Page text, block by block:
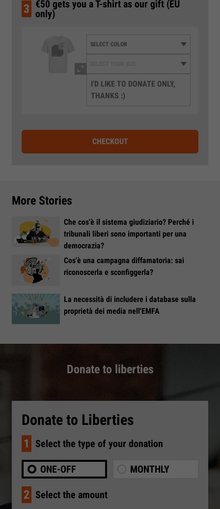
3 €50 gets you a T-shirt as our gift (EU
only)
I'D LIKE TO DONATE ONLY,
THANKS :)
CHECKOUT
More Stories
Che cos'è il sistema giudiziario? Perché i
tribunali liberi sono importanti per una
democrazia?
Cos'è una campagna diffamatoria: sai
riconoscerla e sconfiggerla?
La necessità di includere i database sulla
proprietà dei media nell'EMFA
Donate to liberties
Donate to Liberties
1 Select the type of your donation
ONE-OFF MONTHLY
2 Select the amount